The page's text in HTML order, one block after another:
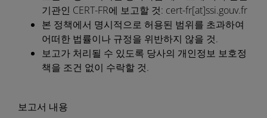
기관인 CERT-FR에 보고할 것: cert-fr[at]ssi.gouv.fr
본 정책에서 명시적으로 허용된 범위를 초과하여
어떠한 법률이나 규정을 위반하지 않을 것.
보고가 처리될 수 있도록 당사의 개인정보 보호정
책을 조건 없이 수락할 것.
보고서 내용